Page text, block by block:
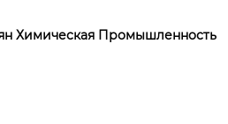
Химическая Промышленность